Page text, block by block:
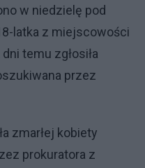
w niedzielę pod
latka z miejscowości
temu zgłosiła
przez
zmarłej kobiety
prokuratora z